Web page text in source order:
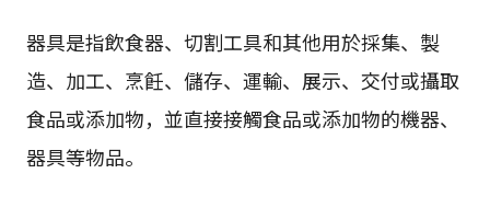
器具是指飲食器、切割工具和其他用於採集、製
造、加工、烹飪、儲存、運輸、展示、交付或攝取
食品或添加物，並直接接觸食品或添加物的機器、
器具等物品。